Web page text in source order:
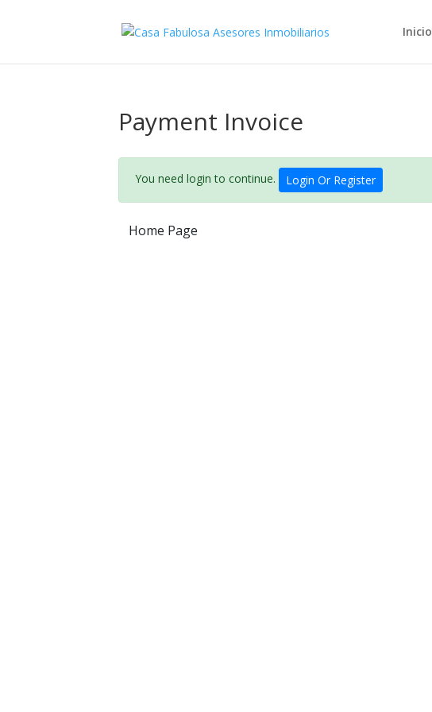
Inicio
Payment Invoice
You need login to continue. Login Or Register
Home Page